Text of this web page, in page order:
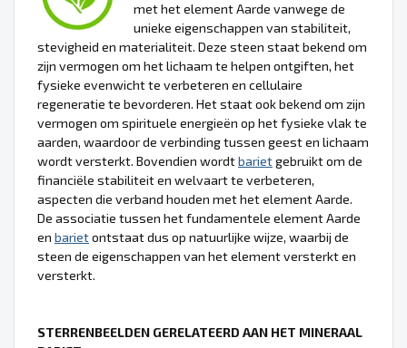
met het element Aarde vanwege de
unieke eigenschappen van stabiliteit,
stevigheid en materialiteit. Deze steen staat bekend om
zijn vermogen om het lichaam te helpen ontgiften, het
fysieke evenwicht te verbeteren en cellulaire
regeneratie te bevorderen. Het staat ook bekend om zijn
vermogen om spirituele energieën op het fysieke vlak te
aarden, waardoor de verbinding tussen geest en lichaam
wordt versterkt. Bovendien wordtbarietgebruikt om de
financiële stabiliteit en welvaart te verbeteren,
aspecten die verband houden met het element Aarde.
De associatie tussen het fundamentele element Aarde
en barietontstaat dus op natuurlijke wijze, waarbij de
steen de eigenschappen van het element versterkt en
versterkt.
STERRENBEELDEN GERELATEERD AAN HET MINERAAL